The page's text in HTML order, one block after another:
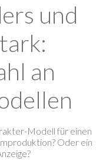
und
an
Modell für einen
Oder ein